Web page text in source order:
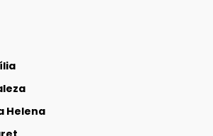
Helena